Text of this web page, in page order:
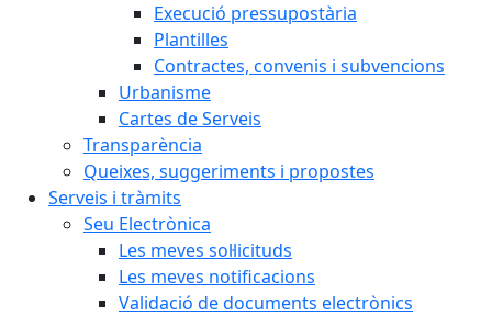
Execució pressupostària
Plantilles
Contractes, convenis i subvencions
Urbanisme
Cartes de Serveis
Transparència
Queixes, suggeriments i propostes
Serveis i tràmits
Seu Electrònica
Les meves sol·licituds
Les meves notificacions
Validació de documents electrònics